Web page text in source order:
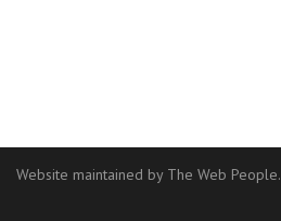
Website maintained by The Web People.